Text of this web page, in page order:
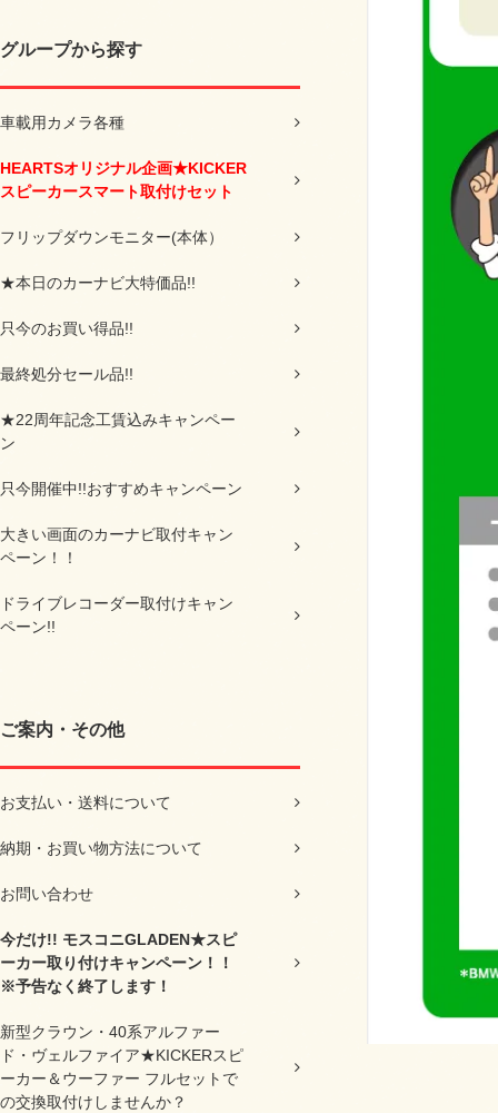
グループから探す
車載用カメラ各種
HEARTSオリジナル企画★KICKER
スピーカースマート取付けセット
フリップダウンモニター(本体）
★本日のカーナビ大特価品!!
只今のお買い得品!!
最終処分セール品!!
★22周年記念工賃込みキャンペー
ン
只今開催中!!おすすめキャンペーン
大きい画面のカーナビ取付キャン
ペーン！！
ドライブレコーダー取付けキャン
ペーン!!
ご案内・その他
お支払い・送料について
納期・お買い物方法について
お問い合わせ
今だけ!! モスコニGLADEN★スピ
ーカー取り付けキャンペーン！！
※予告なく終了します！
新型クラウン・40系アルファー
ド・ヴェルファイア★KICKERスピ
ーカー＆ウーファー フルセットで
の交換取付けしませんか？